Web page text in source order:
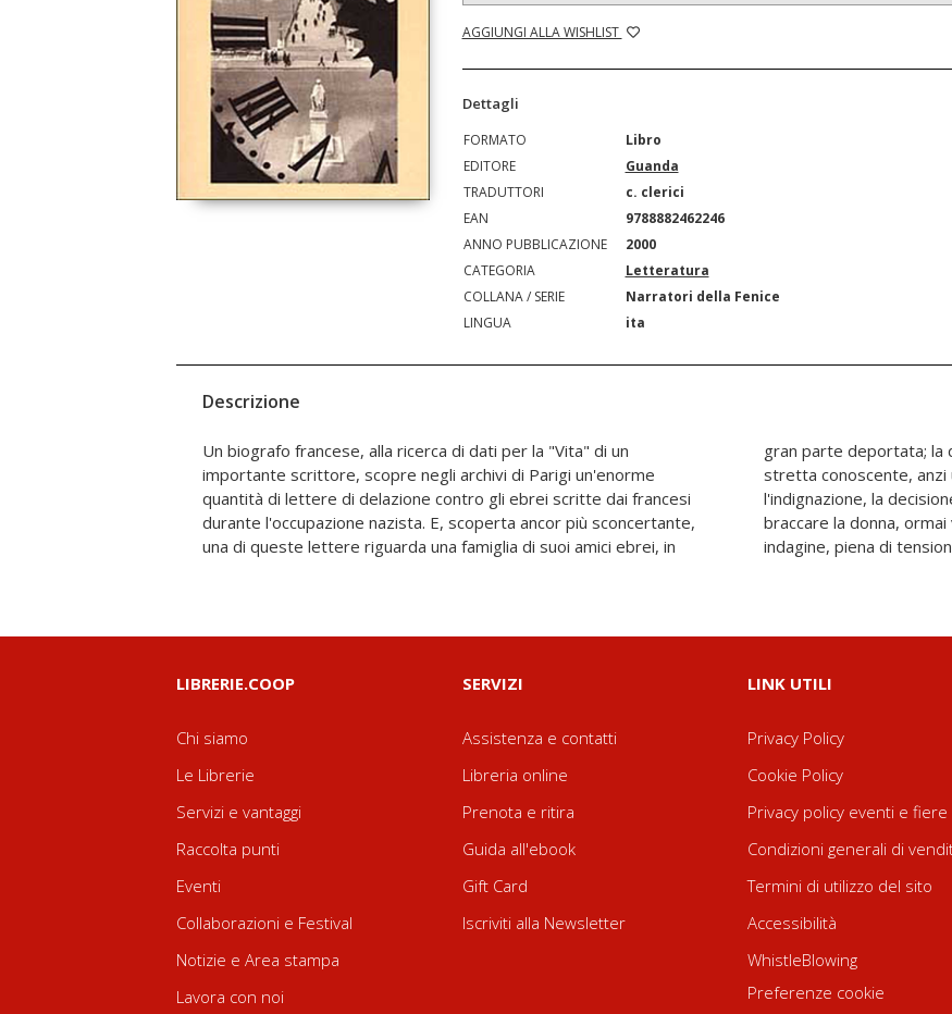
AGGIUNGI ALLA WISHLIST
Dettagli
FORMATO
Libro
EDITORE
Guanda
TRADUTTORI
c. clerici
EAN
9788882462246
ANNO PUBBLICAZIONE
2000
CATEGORIA
Letteratura
COLLANA / SERIE
Narratori della Fenice
LINGUA
ita
Descrizione
Un biografo francese, alla ricerca di dati per la "Vita" di un
importante scrittore, scopre negli archivi di Parigi un'enorme
quantità di lettere di delazione contro gli ebrei scritte dai francesi
durante l'occupazione nazista. E, scoperta ancor più sconcertante,
una di queste lettere riguarda una famiglia di suoi amici ebrei, in
gran parte deportata; la delatrice, ancora viva, era una loro
stretta conoscente, anzi una assidua cliente. Dopo lo shock e
l'indignazione, la decisione di capire. Il protagonista comincia a
braccare la donna, ormai vecchia; e inizia così una vera e propria
indagine, piena di
LIBRERIE.COOP
Chi siamo
Le Librerie
Servizi e vantaggi
Raccolta punti
Eventi
Collaborazioni e Festival
Notizie e Area stampa
Lavora con noi
SERVIZI
Assistenza e contatti
Libreria online
Prenota e ritira
Guida all'ebook
Gift Card
Iscriviti alla Newsletter
LINK UTILI
Privacy Policy
Cookie Policy
Privacy policy eventi e fiere
Condizioni generali di
Termini di utilizzo del sito
Accessibilità
WhistleBlowing
Preferenze cookie